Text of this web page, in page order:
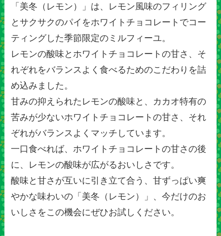
「美冬（レモン）」は、レモン風味のフィリング
とサクサクのパイをホワイトチョコレートでコー
ティングした季節限定のミルフィーユ。
レモンの酸味とホワイトチョコレートの甘さ、そ
れぞれをバランスよく食べるためのこだわりを詰
め込みました。
甘みの抑えられたレモンの酸味と、カカオ特有の
苦みが少ないホワイトチョコレートの甘さ、それ
ぞれがバランスよくマッチしています。
一口食べれば、ホワイトチョコレートの甘さの後
に、レモンの酸味が広がるおいしさです。
酸味と甘さが互いに引き立て合う、甘ずっぱい爽
やかな味わいの「美冬（レモン）」、今だけのお
いしさをこの機会にぜひお試しください。